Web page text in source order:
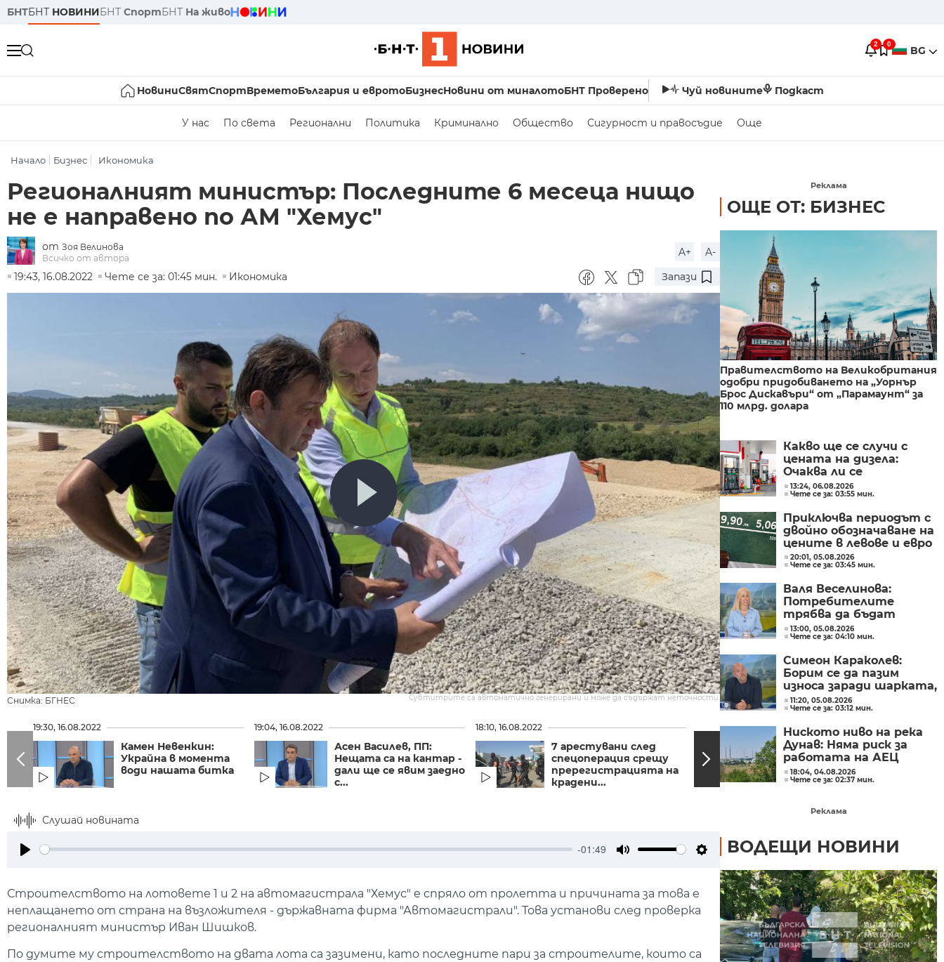
БНТБНТ НОВИНИБНТ СпортБНТ На живо
2 0 BG
НовиниСвятСпортВреметоБългария и евротоБизнесНовини от миналотоБНТ Проверено Чуй новините Подкаст
У нас По света Регионални Политика Криминално Общество Сигурност и правосъдие Още
Начало Бизнес Икономика
Регионалният министър: Последните 6 месеца нищо
не е направено по АМ "Хемус"
от Зоя Велинова
Всичко от автора
A+
A-
19:43, 16.08.2022
Чете се за: 01:45 мин. Икономика Запази
Снимка: БГНЕС Субтитрите са автоматично генерирани и може да съдържат неточности.
19:30, 16.08.2022
Камен Невенкин:
Украйна в момента
води нашата битка
19:04, 16.08.2022
Асен Василев, ПП:
Нещата са на кантар -
дали ще се явим заедно
с...
18:10, 16.08.2022
7 арестувани след
спецоперация срещу
пререгистрацията на
крадени...
17:54, 16.08.2022
Хаос с трафика на
"Дунав мост": Спират
част от тировете,...
Слушай новината
-01:49
Строителството на лотовете 1 и 2 на автомагистрала "Хемус" е спряло от пролетта и причината за това е
неплащането от страна на възложителя - държавната фирма "Автомагистрали". Това установи след проверка
регионалният министър Иван Шишков.
По думите му строителството на двата лота са зазимени, като последните пари за строителите, които са
Реклама
ОЩЕ ОТ: БИЗНЕС
Правителството на Великобритания
одобри придобиването на „Уорнър
Брос Дискавъри“ от „Парамаунт“ за
110 млрд. долара
Какво ще се случи с
цената на дизела:
Очаква ли се
поевтиняване или нов
ръст?
13:24, 06.08.2026
Чете се за: 03:55 мин.
Приключва периодът с
двойно обозначаване на
цените в левове и евро
20:01, 05.08.2026
Чете се за: 03:45 мин.
Валя Веселинова:
Потребителите
трябва да бъдат
разумни, да не се
подлъгват по ниската
13:00, 05.08.2026
Чете се за: 04:10 мин.
Симеон Караколев:
Борим се да пазим
износа заради шарката,
а продаваме навън
сиренето по 6 евро,
тук го купуваме по 15-
18 евро
11:20, 05.08.2026
Чете се за: 03:12 мин.
Ниското ниво на река
Дунав: Няма риск за
работата на АЕЦ
"Козлодуй"
18:04, 04.08.2026
Чете се за: 02:37 мин.
Реклама
ВОДЕЩИ НОВИНИ